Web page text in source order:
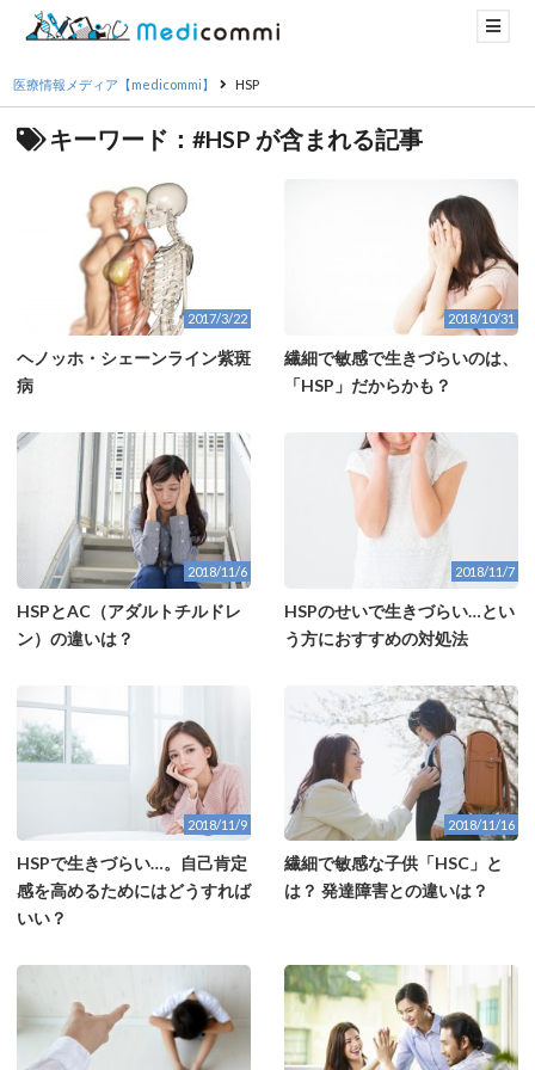
医療情報メディア【medicommi】 HSP
キーワード：#HSP が含まれる記事
2017/3/22
ヘノッホ・シェーンライン紫斑
病
2018/10/31
繊細で敏感で生きづらいのは、
「HSP」だからかも？
2018/11/6
HSPとAC（アダルトチルドレ
ン）の違いは？
2018/11/7
HSPのせいで生きづらい…とい
う方におすすめの対処法
2018/11/9
HSPで生きづらい…。自己肯定
感を高めるためにはどうすれば
いい？
2018/11/16
繊細で敏感な子供「HSC」と
は？ 発達障害との違いは？